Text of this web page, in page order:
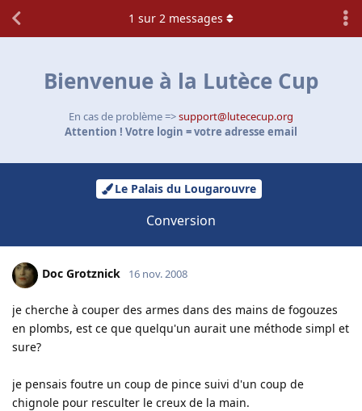
Bienvenue à la Lutèce Cup
En cas de problème =>support@lutececup.org
Attention ! Votre login = votre adresse email
Le Palais du Lougarouvre
Conversion
1 sur 2 messages
Doc Grotznick 16 nov. 2008
je cherche à couper des armes dans des mains de fogouzes
en plombs, est ce que quelqu'un aurait une méthode simpl et
sure?
je pensais foutre un coup de pince suivi d'un coup de
chignole pour resculter le creux de la main.